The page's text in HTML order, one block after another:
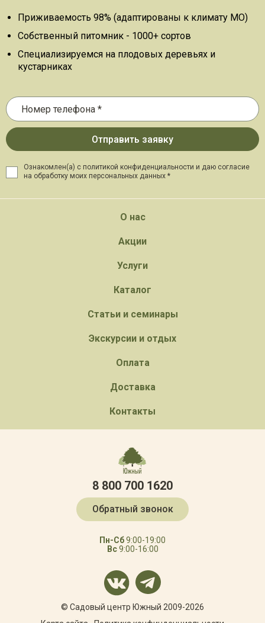
Приживаемость 98% (адаптированы к климату МО)
Собственный питомник - 1000+ сортов
Специализируемся на плодовых деревьях и
кустарниках
Ознакомлен(а) с политикой конфиденциальности и даю согласие
на обработку моих персональных данных *
О нас
Акции
Услуги
Каталог
Статьи и семинары
Экскурсии и отдых
Оплата
Доставка
Контакты
8 800 700 1620
Обратный звонок
Пн-Сб9:00-19:00
Вс9:00-16:00
© Садовый центр Южный 2009-2026